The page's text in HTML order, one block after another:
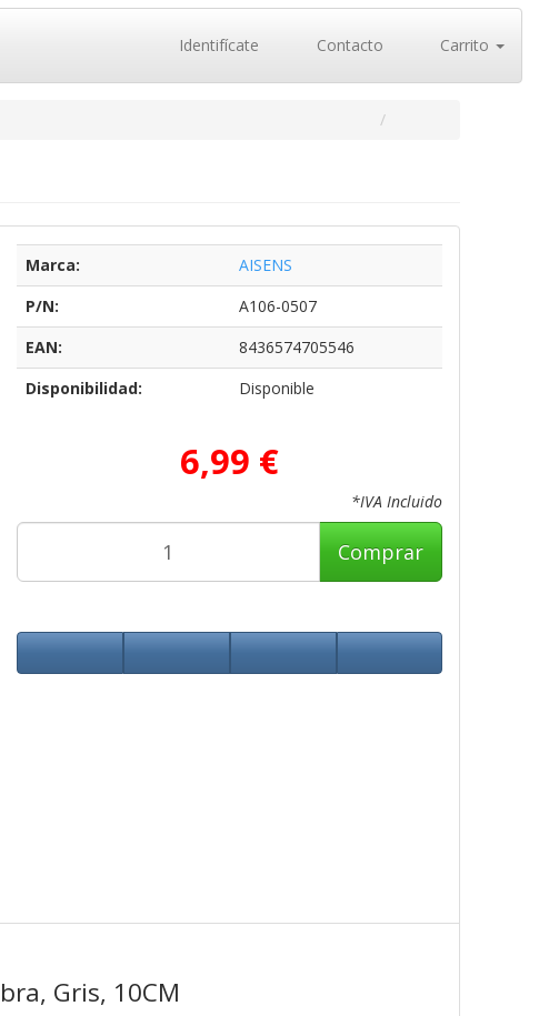
Identifícate Contacto Carrito
Marca:
AISENS
P/N:
A106-0507
EAN:
8436574705546
Disponibilidad:
Disponible
6,99 €
*IVA Incluido
Comprar
Gris, 10CM